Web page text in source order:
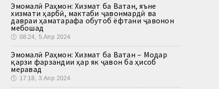
Эмомалӣ Раҳмон: Хизмат ба Ватан, яъне
хизмати ҳарбӣ, мактаби ҷавонмардӣ ва
давраи ҳаматарафа обутоб ёфтани ҷавонон
мебошад
🕔 08:24, 5.Апр 2024
Эмомалӣ Раҳмон: Хизмат ба Ватан – Модар
қарзи фарзандии ҳар як ҷавон ба ҳисоб
меравад
🕔 17:18, 3.Апр 2024